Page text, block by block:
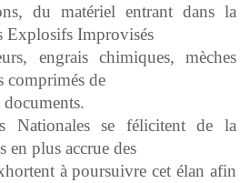
du matériel entrant dans la
Explosifs Improvisés
engrais chimiques, mèches
comprimés de
Nationales se félicitent de la
en plus accrue des
à poursuivre cet élan afin